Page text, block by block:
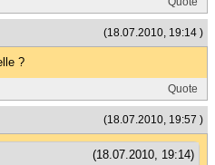
(18.07.2010, 19:14 )
?
Quote
(18.07.2010, 19:57 )
(18.07.2010, 19:14)